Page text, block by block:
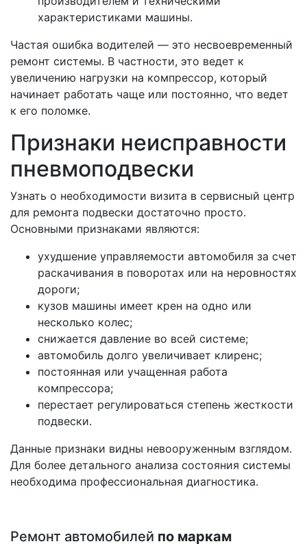
характеристиками машины.
Частая ошибка водителей — это несвоевременный
ремонт системы. В частности, это ведет к
увеличению нагрузки на компрессор, который
начинает работать чаще или постоянно, что ведет
к его поломке.
Признаки неисправности
пневмоподвески
Узнать о необходимости визита в сервисный центр
для ремонта подвески достаточно просто.
Основными признаками являются:
ухудшение управляемости автомобиля за счет
раскачивания в поворотах или на неровностях
дороги;
кузов машины имеет крен на одно или
несколько колес;
снижается давление во всей системе;
автомобиль долго увеличивает клиренс;
постоянная или учащенная работа
компрессора;
перестает регулироваться степень жесткости
подвески.
Данные признаки видны невооруженным взглядом.
Для более детального анализа состояния системы
необходима профессиональная диагностика.
Ремонт автомобилей по маркам